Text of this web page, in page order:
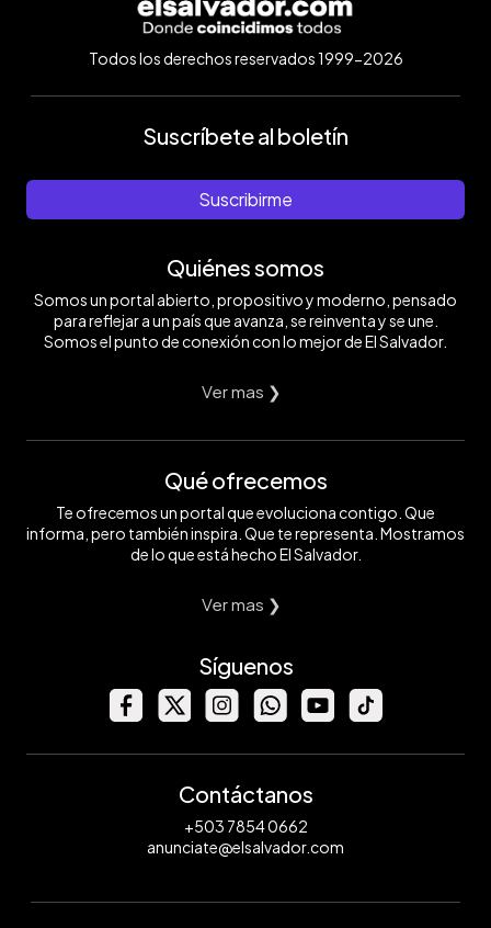
Todos los derechos reservados 1999-2026
Suscríbete al boletín
Suscribirme
Quiénes somos
Somos un portal abierto, propositivo y moderno, pensado
para reflejar a un país que avanza, se reinventa y se une.
Somos el punto de conexión con lo mejor de El Salvador.
Ver mas ❯
Qué ofrecemos
Te ofrecemos un portal que evoluciona contigo. Que
informa, pero también inspira. Que te representa. Mostramos
de lo que está hecho El Salvador.
Ver mas ❯
Síguenos
Contáctanos
+503 7854 0662
anunciate@elsalvador.com